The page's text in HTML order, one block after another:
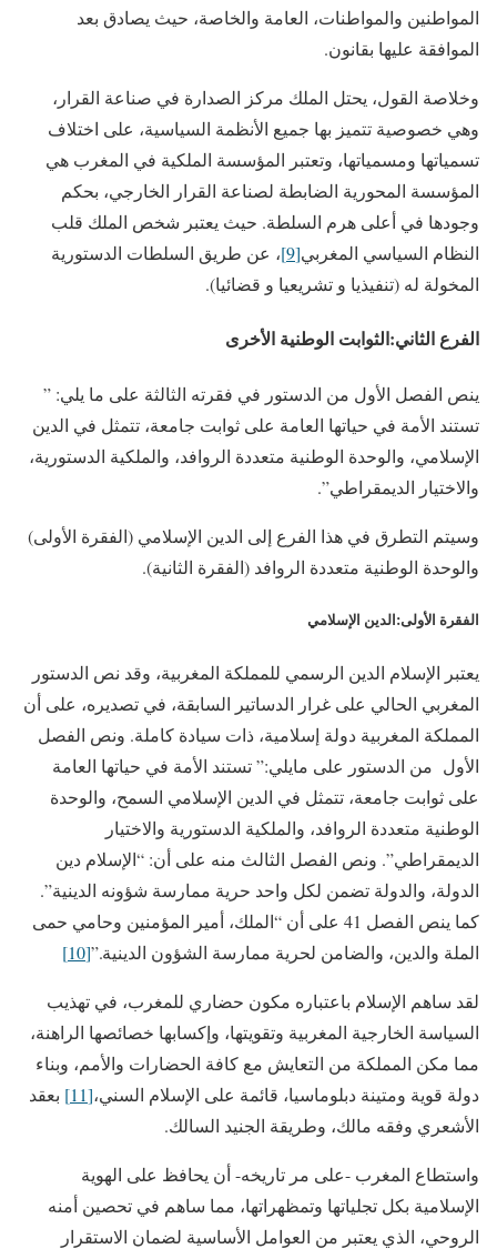
المواطنين والمواطنات، العامة والخاصة، حيث يصادق بعد
الموافقة عليها بقانون.
وخلاصة القول، يحتل الملك مركز الصدارة في صناعة القرار،
وهي خصوصية تتميز بها جميع الأنظمة السياسية، على اختلاف
تسمياتها ومسمياتها، وتعتبر المؤسسة الملكية في المغرب هي
المؤسسة المحورية الضابطة لصناعة القرار الخارجي، بحكم
وجودها في أعلى هرم السلطة. حيث يعتبر شخص الملك قلب
النظام السياسي المغربي[9]
، عن طريق السلطات الدستورية
المخولة له (تنفيذيا و تشريعيا و قضائيا).
الفرع الثاني:الثوابت الوطنية الأخرى
ينص الفصل الأول من الدستور في فقرته الثالثة على ما يلي: ”
تستند الأمة في حياتها العامة على ثوابت جامعة، تتمثل في الدين
الإسلامي، والوحدة الوطنية متعددة الروافد، والملكية الدستورية،
والاختيار الديمقراطي”.
وسيتم التطرق في هذا الفرع إلى الدين الإسلامي (الفقرة الأولى)
والوحدة الوطنية متعددة الروافد (الفقرة الثانية).
الفقرة الأولى:الدين الإسلامي
يعتبر الإسلام الدين الرسمي للمملكة المغربية، وقد نص الدستور
المغربي الحالي على غرار الدساتير السابقة، في تصديره، على أن
المملكة المغربية دولة إسلامية، ذات سيادة كاملة. ونص الفصل
الأول من الدستور على مايلي:” تستند الأمة في حياتها العامة
على ثوابت جامعة، تتمثل في الدين الإسلامي السمح، والوحدة
الوطنية متعددة الروافد، والملكية الدستورية والاختيار
الديمقراطي”. ونص الفصل الثالث منه على أن: “الإسلام دين
الدولة، والدولة تضمن لكل واحد حرية ممارسة شؤونه الدينية”.
كما ينص الفصل 41 على أن “الملك، أمير المؤمنين وحامي حمى
الملة والدين، والضامن لحرية ممارسة الشؤون الدينية.”[10]
لقد ساهم الإسلام باعتباره مكون حضاري للمغرب، في تهذيب
السياسة الخارجية المغربية وتقويتها، وإكسابها خصائصها الراهنة،
مما مكن المملكة من التعايش مع كافة الحضارات والأمم، وبناء
دولة قوية ومتينة دبلوماسيا، قائمة على الإسلام السني،[11]
بعقد
الأشعري وفقه مالك، وطريقة الجنيد السالك.
واستطاع المغرب -على مر تاريخه- أن يحافظ على الهوية
الإسلامية بكل تجلياتها وتمظهراتها، مما ساهم في تحصين أمنه
الروحي، الذي يعتبر من العوامل الأساسية لضمان الاستقرار